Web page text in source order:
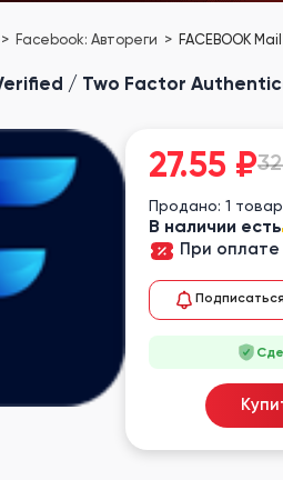
Facebook: Автореги FACEBOOK
Verified / Two Factor
27.55 ₽
Продано: 1
В наличии есть
При
Подписаться